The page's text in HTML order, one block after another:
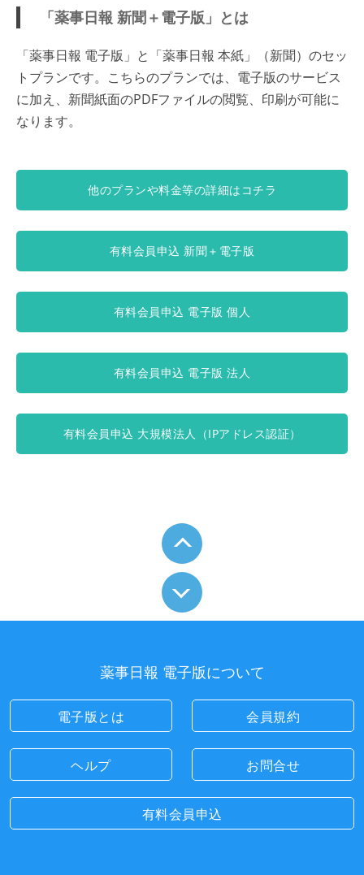
「薬事日報 新聞＋電子版」とは
「薬事日報 電子版」と「薬事日報 本紙」（新聞）のセッ
トプランです。こちらのプランでは、電子版のサービス
に加え、新聞紙面のPDFファイルの閲覧、印刷が可能に
なります。
他のプランや料金等の詳細はコチラ
有料会員申込 新聞＋電子版
有料会員申込 電子版 個人
有料会員申込 電子版 法人
有料会員申込 大規模法人（IPアドレス認証）
薬事日報 電子版について
電子版とは 会員規約
ヘルプ お問合せ
有料会員申込